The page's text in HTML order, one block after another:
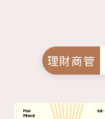
理財商管